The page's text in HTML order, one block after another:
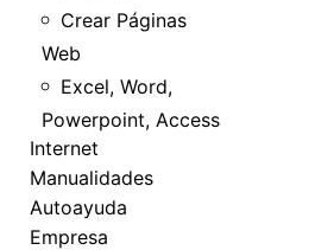
Crear Páginas
Web
Excel, Word,
Powerpoint, Access
Internet
Manualidades
Autoayuda
Empresa